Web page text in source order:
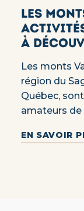
Les
à
Les monts
région du
Québec,
amateurs de
EN SAVOIR